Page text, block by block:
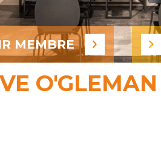
MEMBRE